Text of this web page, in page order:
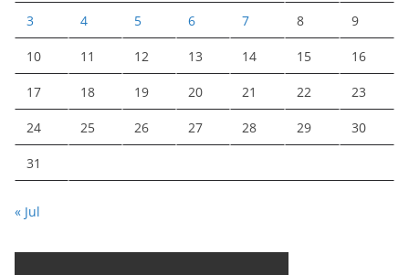
3 4 5 6 7 8 9
10 11 12 13 14 15 16
17 18 19 20 21 22 23
24 25 26 27 28 29 30
31
« Jul